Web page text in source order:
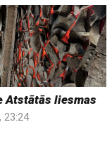
Atstātās liesmas
23:24